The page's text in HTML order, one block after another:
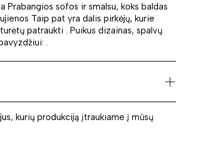
sofos ir smalsu, koks baldas
Taip pat yra dalis pirkėjų, kurie
patraukti . Puikus dizainas, spalvų
.
kurių produkciją įtraukiame į mūsų